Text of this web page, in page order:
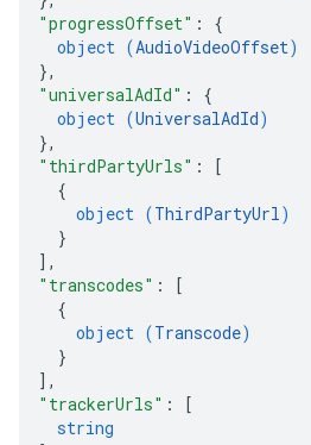
"progressOffset" : {
object (AudioVideoOffset)
},
"universalAdId" : {
object (UniversalAdId)
},
"thirdPartyUrls" :
[
{
object (ThirdPartyUrl)
}
] ,
"transcodes" :
[
{
object (Transcode)
}
] ,
"trackerUrls" :
[
string